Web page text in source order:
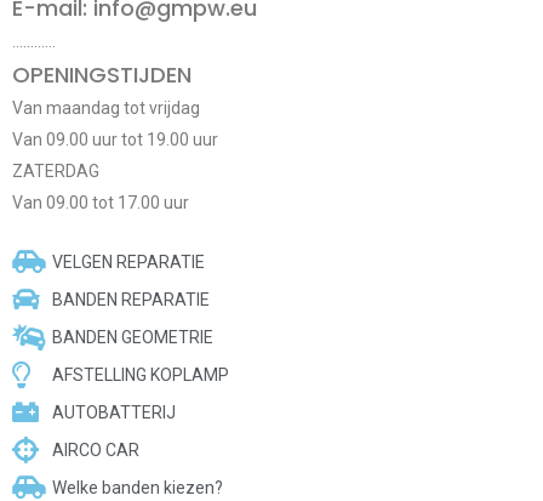
E-mail: info@gmpw.eu
OPENINGSTIJDEN
Van maandag tot vrijdag
Van 09.00 uur tot 19.00 uur
ZATERDAG
Van 09.00 tot 17.00 uur
VELGEN REPARATIE
BANDEN REPARATIE
BANDEN GEOMETRIE
AFSTELLING KOPLAMP
AUTOBATTERIJ
AIRCO CAR
Welke banden kiezen?